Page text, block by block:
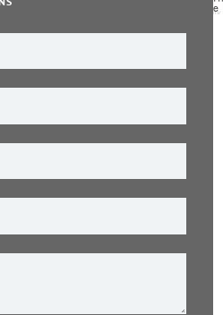
© OpenStreetMap-Mitwirkende